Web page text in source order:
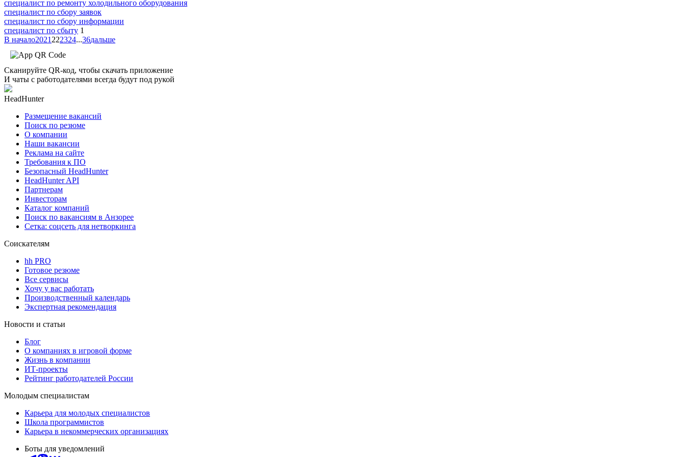
специалист по ремонту холодильного оборудования
специалист по сбору заявок
специалист по сбору информации
специалист по сбыту 1
В начало2021 222324...36дальше
Сканируйте QR-код, чтобы скачать приложение
И чаты с работодателями всегда будут под рукой
HeadHunter
Размещение вакансий
Поиск по резюме
О компании
Наши вакансии
Реклама на сайте
Требования к ПО
Безопасный HeadHunter
HeadHunter API
Партнерам
Инвесторам
Каталог компаний
Поиск по вакансиям в Анзорее
Сетка: соцсеть для нетворкинга
Соискателям
hh PRO
Готовое резюме
Все сервисы
Хочу у вас работать
Производственный календарь
Экспертная рекомендация
Новости и статьи
Блог
О компаниях в игровой форме
Жизнь в компании
ИТ-проекты
Рейтинг работодателей России
Молодым специалистам
Карьера для молодых специалистов
Школа программистов
Карьера в некоммерческих организациях
Боты для уведомлений